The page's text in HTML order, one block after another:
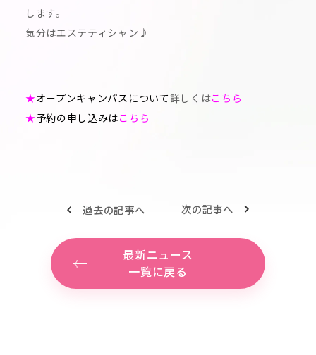
します。
気分はエステティシャン♪
★オープンキャンパスについて 詳しくはこちら
★予約の申し込みはこちら
過去の記事へ 次の記事へ
最新ニュース
一覧に戻る